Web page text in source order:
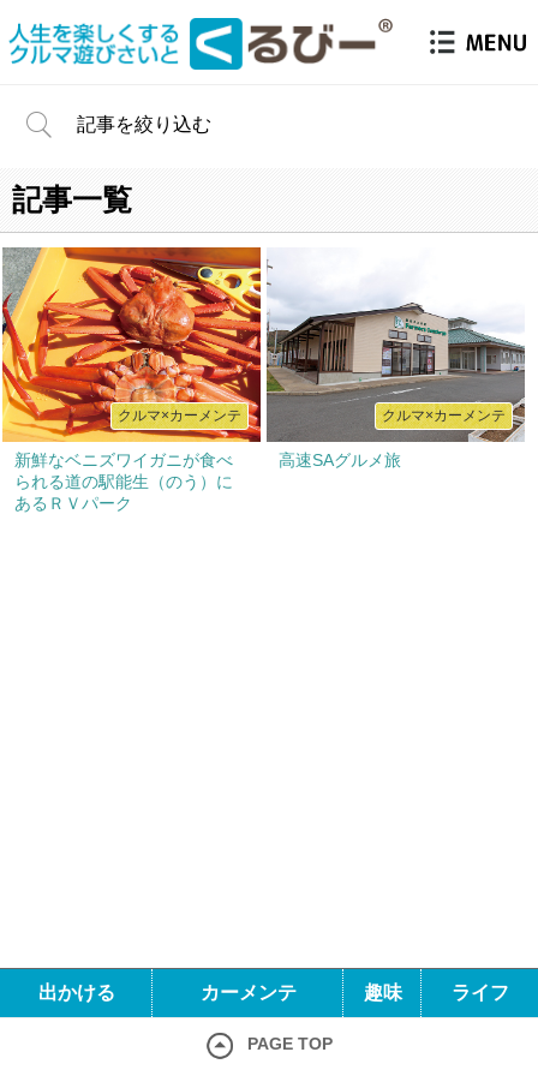
記事を絞り込む
記事一覧
クルマ×カーメンテ
新鮮なベニズワイガニが食べ
られる道の駅能生（のう）に
あるＲＶパーク
クルマ×カーメンテ
高速SAグルメ旅
出かける カーメンテ 趣味 ライフ
PAGE TOP